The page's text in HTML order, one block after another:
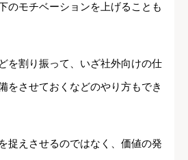
のモチベーションを上げることも
を割り振って、いざ社外向けの仕
をさせておくなどのやり方もでき
捉えさせるのではなく、価値の発